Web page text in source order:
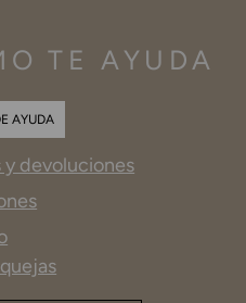
TE AYUDA
AYUDA
y devoluciones